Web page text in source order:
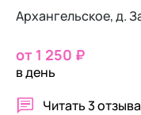
от 1 250 ₽
в день
Читать3 отзыва